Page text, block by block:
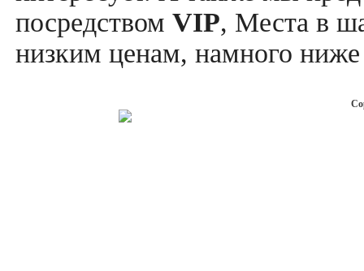
посредством VIP, Места в
низким ценам, намного